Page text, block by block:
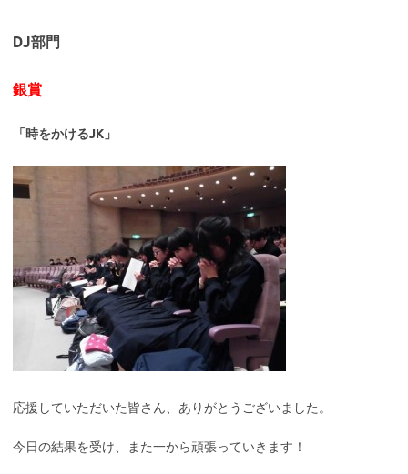
DJ部門
銀賞
「時をかけるJK」
応援していただいた皆さん、ありがとうございました。
今日の結果を受け、また一から頑張っていきます！